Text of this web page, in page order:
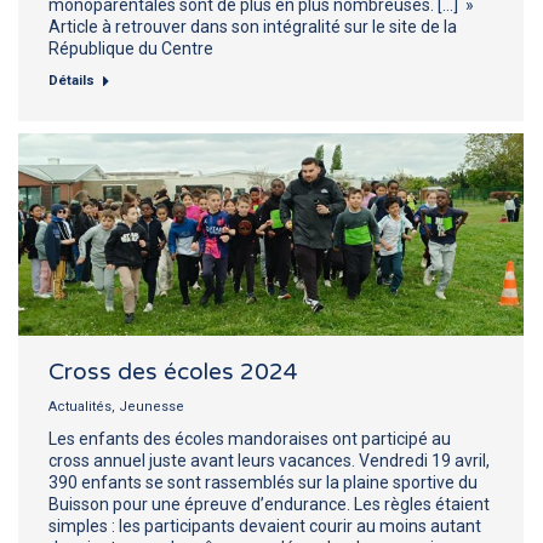
monoparentales sont de plus en plus nombreuses. […] »
Article à retrouver dans son intégralité sur le site de la
République du Centre
Détails
Cross des écoles 2024
Actualités, Jeunesse
Les enfants des écoles mandoraises ont participé au
cross annuel juste avant leurs vacances. Vendredi 19 avril,
390 enfants se sont rassemblés sur la plaine sportive du
Buisson pour une épreuve d’endurance. Les règles étaient
simples : les participants devaient courir au moins autant